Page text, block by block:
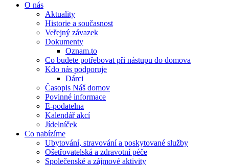
O nás
Aktuality
Historie a současnost
Veřejný závazek
Dokumenty
Oznam.to
Co budete potřebovat při nástupu do domova
Kdo nás podporuje
Dárci
Časopis Náš domov
Povinné informace
E-podatelna
Kalendář akcí
Jídelníček
Co nabízíme
Ubytování, stravování a poskytované služby
Ošetřovatelská a zdravotní péče
Společenské a zájmové aktivity